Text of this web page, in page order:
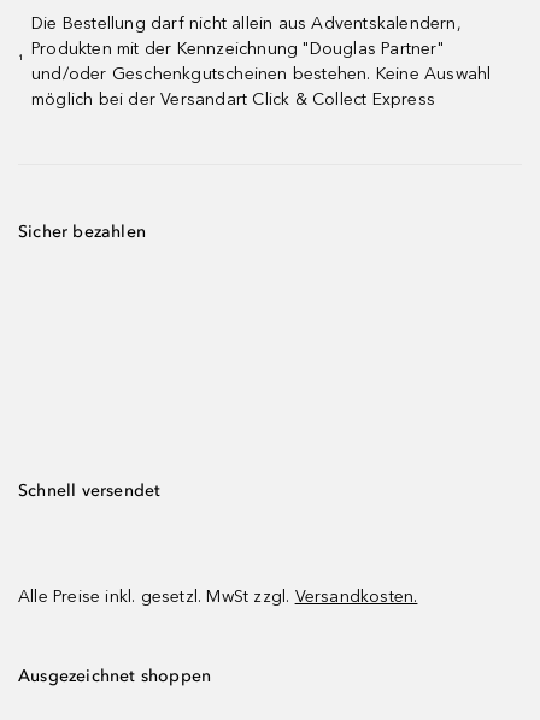
¹
Die Bestellung darf nicht allein aus Adventskalendern,
Produkten mit der Kennzeichnung "Douglas Partner"
und/oder Geschenkgutscheinen bestehen. Keine Auswahl
möglich bei der Versandart Click & Collect Express
Sicher bezahlen
Schnell versendet
Alle Preise inkl. gesetzl. MwSt zzgl. Versandkosten.
Ausgezeichnet shoppen